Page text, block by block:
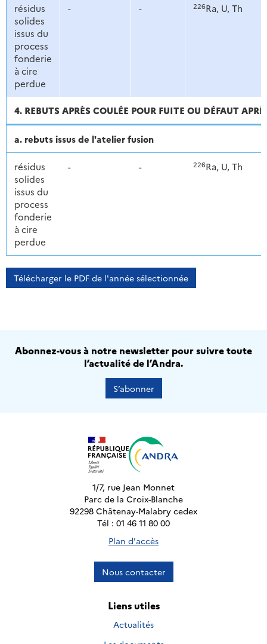
résidus
solides
issus du
process
fonderie
à cire
perdue
- - 226Ra, U, Th
4. REBUTS APRÈS COULÉE POUR FUITE OU DÉFAUT
a. rebuts issus de l'atelier fusion
résidus
solides
issus du
process
fonderie
à cire
perdue
- - 226Ra, U, Th
Télécharger le PDF de l'année sélectionnée
Abonnez-vous à notre newsletter pour suivre toute
l’actualité de l’Andra.
S’abonner
1/7, rue Jean Monnet
Parc de la Croix-Blanche
92298 Châtenay-Malabry cedex
Tél : 01 46 11 80 00
Plan d'accès
Nous contacter
Liens utiles
Actualités